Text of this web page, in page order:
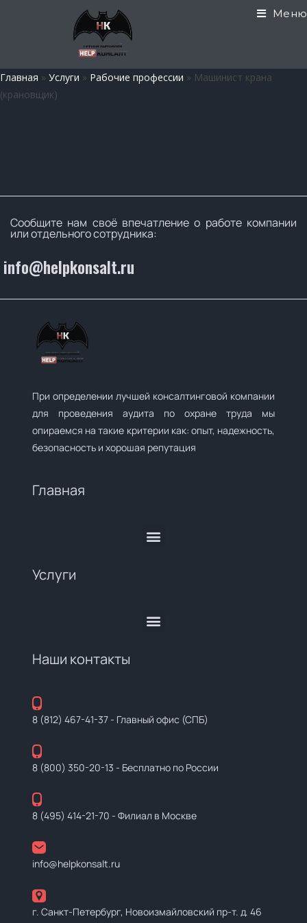
Меню
Главная » Услуги » Рабочие профессии » Машинист крана
(крановщик)
Сообщите нам своё впечатление о работе компании
или отдельного сотрудника:
info@helpkonsalt.ru
При определении лучшей консалтинговой компании
для проведения аудита по охране труда мы
опираемся на такие критерии как: опыт, надежность,
безопасность и хорошая репутация
Главная
Услуги
Наши контакты
8 (812) 467-41-37- Главный офис (СПБ)
8 (800) 350-20-13 - Бесплатно по России
8 (495) 414-21-70 - Филиал в Москве
info@helpkonsalt.ru
г. Санкт-Петербург, Новоизмайловский пр-т. д. 46